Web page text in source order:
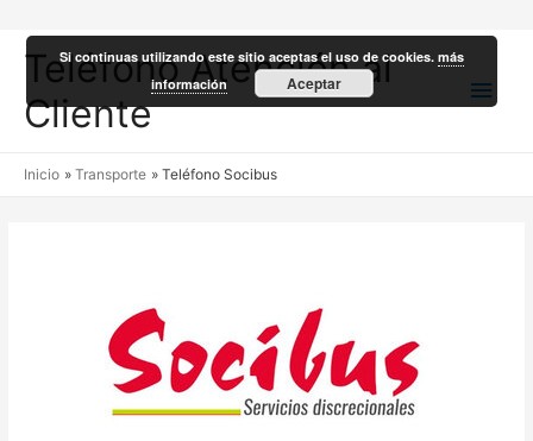
Teléfono Atención al
Cliente
Inicio Transporte Teléfono Socibus
Si continuas utilizando este sitio aceptas el uso de cookies.más
información
Aceptar